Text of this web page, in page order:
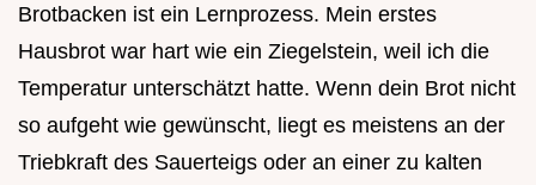
Brotbacken ist ein Lernprozess. Mein erstes
Hausbrot war hart wie ein Ziegelstein, weil ich die
Temperatur unterschätzt hatte. Wenn dein Brot nicht
so aufgeht wie gewünscht, liegt es meistens an der
Triebkraft des Sauerteigs oder an einer zu kalten